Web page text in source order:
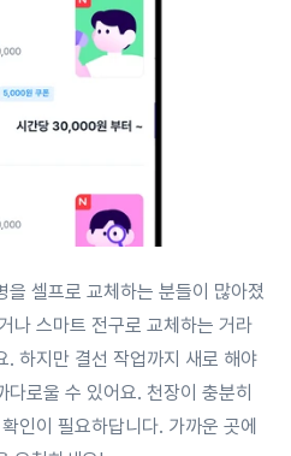
셀프로 교체하는 분들이 많아졌
나 스마트 전구로 교체하는 거라
. 하지만 결선 작업까지 새로 해야
로울 수 있어요. 천장이 충분히
인이 필요하답니다. 가까운 곳에